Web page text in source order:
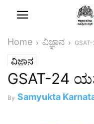
Home ವಿಜ್ಞಾನ
ವಿಜ್ಞಾನ
GSAT-24
By Samyukta